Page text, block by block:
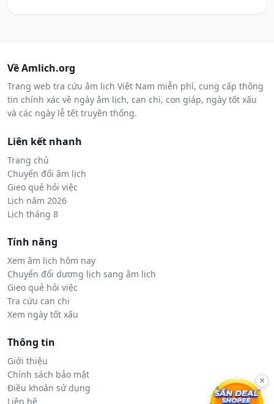
Về Amlich.org
Trang web tra cứu âm lịch Việt Nam miễn phí, cung cấp thông
tin chính xác về ngày âm lịch, can chi, con giáp, ngày tốt xấu
và các ngày lễ tết truyền thống.
Liên kết nhanh
Trang chủ
Chuyển đổi âm lịch
Gieo quẻ hỏi việc
Lịch năm 2026
Lịch tháng 8
Tính năng
Xem âm lịch hôm nay
Chuyển đổi dương lịch sang âm lịch
Gieo quẻ hỏi việc
Tra cứu can chi
Xem ngày tốt xấu
Thông tin
Giới thiệu
Chính sách bảo mật
Điều khoản sử dụng
Liên hệ
×